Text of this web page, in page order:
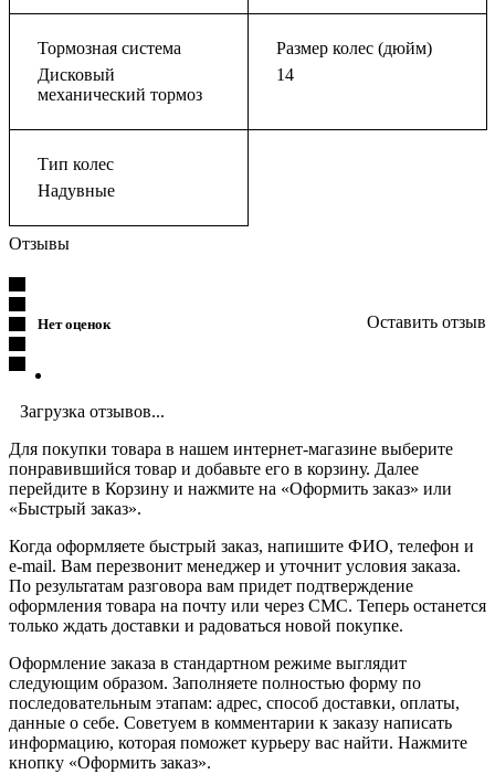
Тормозная система
Дисковый
механический тормоз
Размер колес (дюйм)
14
Тип колес
Надувные
Отзывы
Нет оценок Оставить отзыв
Загрузка отзывов...
Для покупки товара в нашем интернет-магазине выберите
понравившийся товар и добавьте его в корзину. Далее
перейдите в Корзину и нажмите на «Оформить заказ» или
«Быстрый заказ».
Когда оформляете быстрый заказ, напишите ФИО, телефон и
e-mail. Вам перезвонит менеджер и уточнит условия заказа.
По результатам разговора вам придет подтверждение
оформления товара на почту или через СМС. Теперь останется
только ждать доставки и радоваться новой покупке.
Оформление заказа в стандартном режиме выглядит
следующим образом. Заполняете полностью форму по
последовательным этапам: адрес, способ доставки, оплаты,
данные о себе. Советуем в комментарии к заказу написать
информацию, которая поможет курьеру вас найти. Нажмите
кнопку «Оформить заказ».